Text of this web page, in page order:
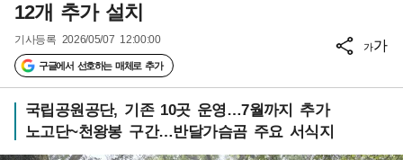
12개 추가 설치
기사등록 2026/05/07 12:00:00
구글에서 선호하는 매체로 추가
가가
국립공원공단, 기존 10곳 운영…7월까지 추가
노고단~천왕봉 구간…반달가슴곰 주요 서식지